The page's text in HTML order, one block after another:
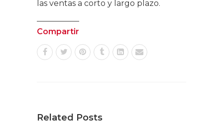
las ventas a corto y largo plazo.
Compartir
Related Posts